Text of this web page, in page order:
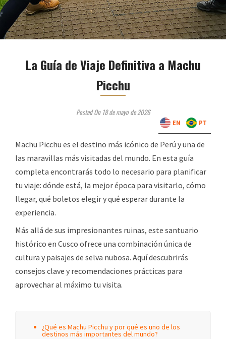
La Guía de Viaje Definitiva a Machu
Picchu
Posted On 18 de mayo de 2026
Machu Picchu es el destino más icónico de Perú y una de
las maravillas más visitadas del mundo. En esta guía
completa encontrarás todo lo necesario para planificar
tu viaje: dónde está, la mejor época para visitarlo, cómo
llegar, qué boletos elegir y qué esperar durante la
experiencia.
Más allá de sus impresionantes ruinas, este santuario
histórico en Cusco ofrece una combinación única de
cultura y paisajes de selva nubosa. Aquí descubrirás
consejos clave y recomendaciones prácticas para
aprovechar al máximo tu visita.
¿Qué es Machu Picchu y por qué es uno de los
destinos más importantes del mundo?
EN PT